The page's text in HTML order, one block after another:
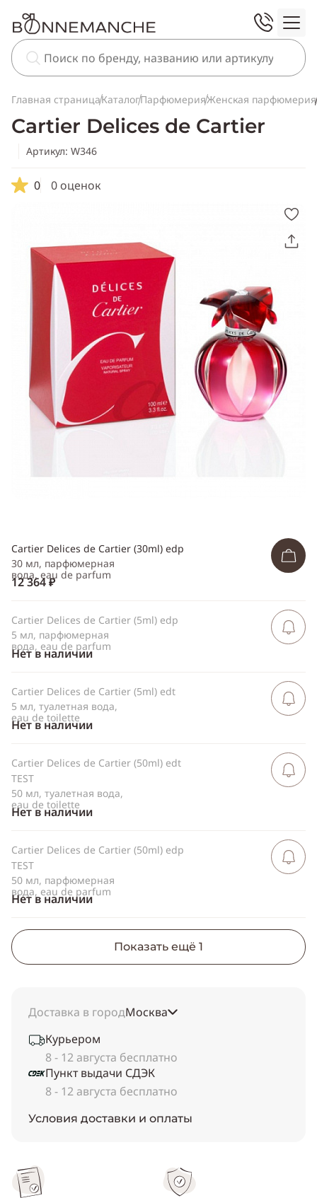
Главная страницаКаталогПарфюмерияЖенская парфюмерия
Cartier Delices de Cartier
Артикул: W346
0 0 оценок
ссылку
Telegram
WhatsApp
Viber
ВКонтакте
Cartier Delices de Cartier (30ml) edp
30 мл, парфюмерная
вода, eau de parfum
12 364 ₽
Cartier Delices de Cartier (5ml) edp
5 мл, парфюмерная
вода, eau de parfum
Нет в наличии
Сообщить
Cartier Delices de Cartier (5ml) edt
5 мл, туалетная вода,
eau de toilette
Нет в наличии
Сообщить
Cartier Delices de Cartier (50ml) edt
TEST
50 мл, туалетная вода,
eau de toilette
Нет в наличии
Сообщить
Cartier Delices de Cartier (50ml) edp
TEST
50 мл, парфюмерная
вода, eau de parfum
Нет в наличии
Сообщить
Показать ещё 1
Доставка в городМосква
Курьером
8 - 12 августа бесплатно
Пункт выдачи СДЭК
8 - 12 августа бесплатно
Условия доставки и оплаты